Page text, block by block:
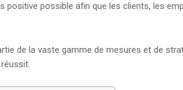
positive possible afin que les clients, les
de la vaste gamme de mesures et de